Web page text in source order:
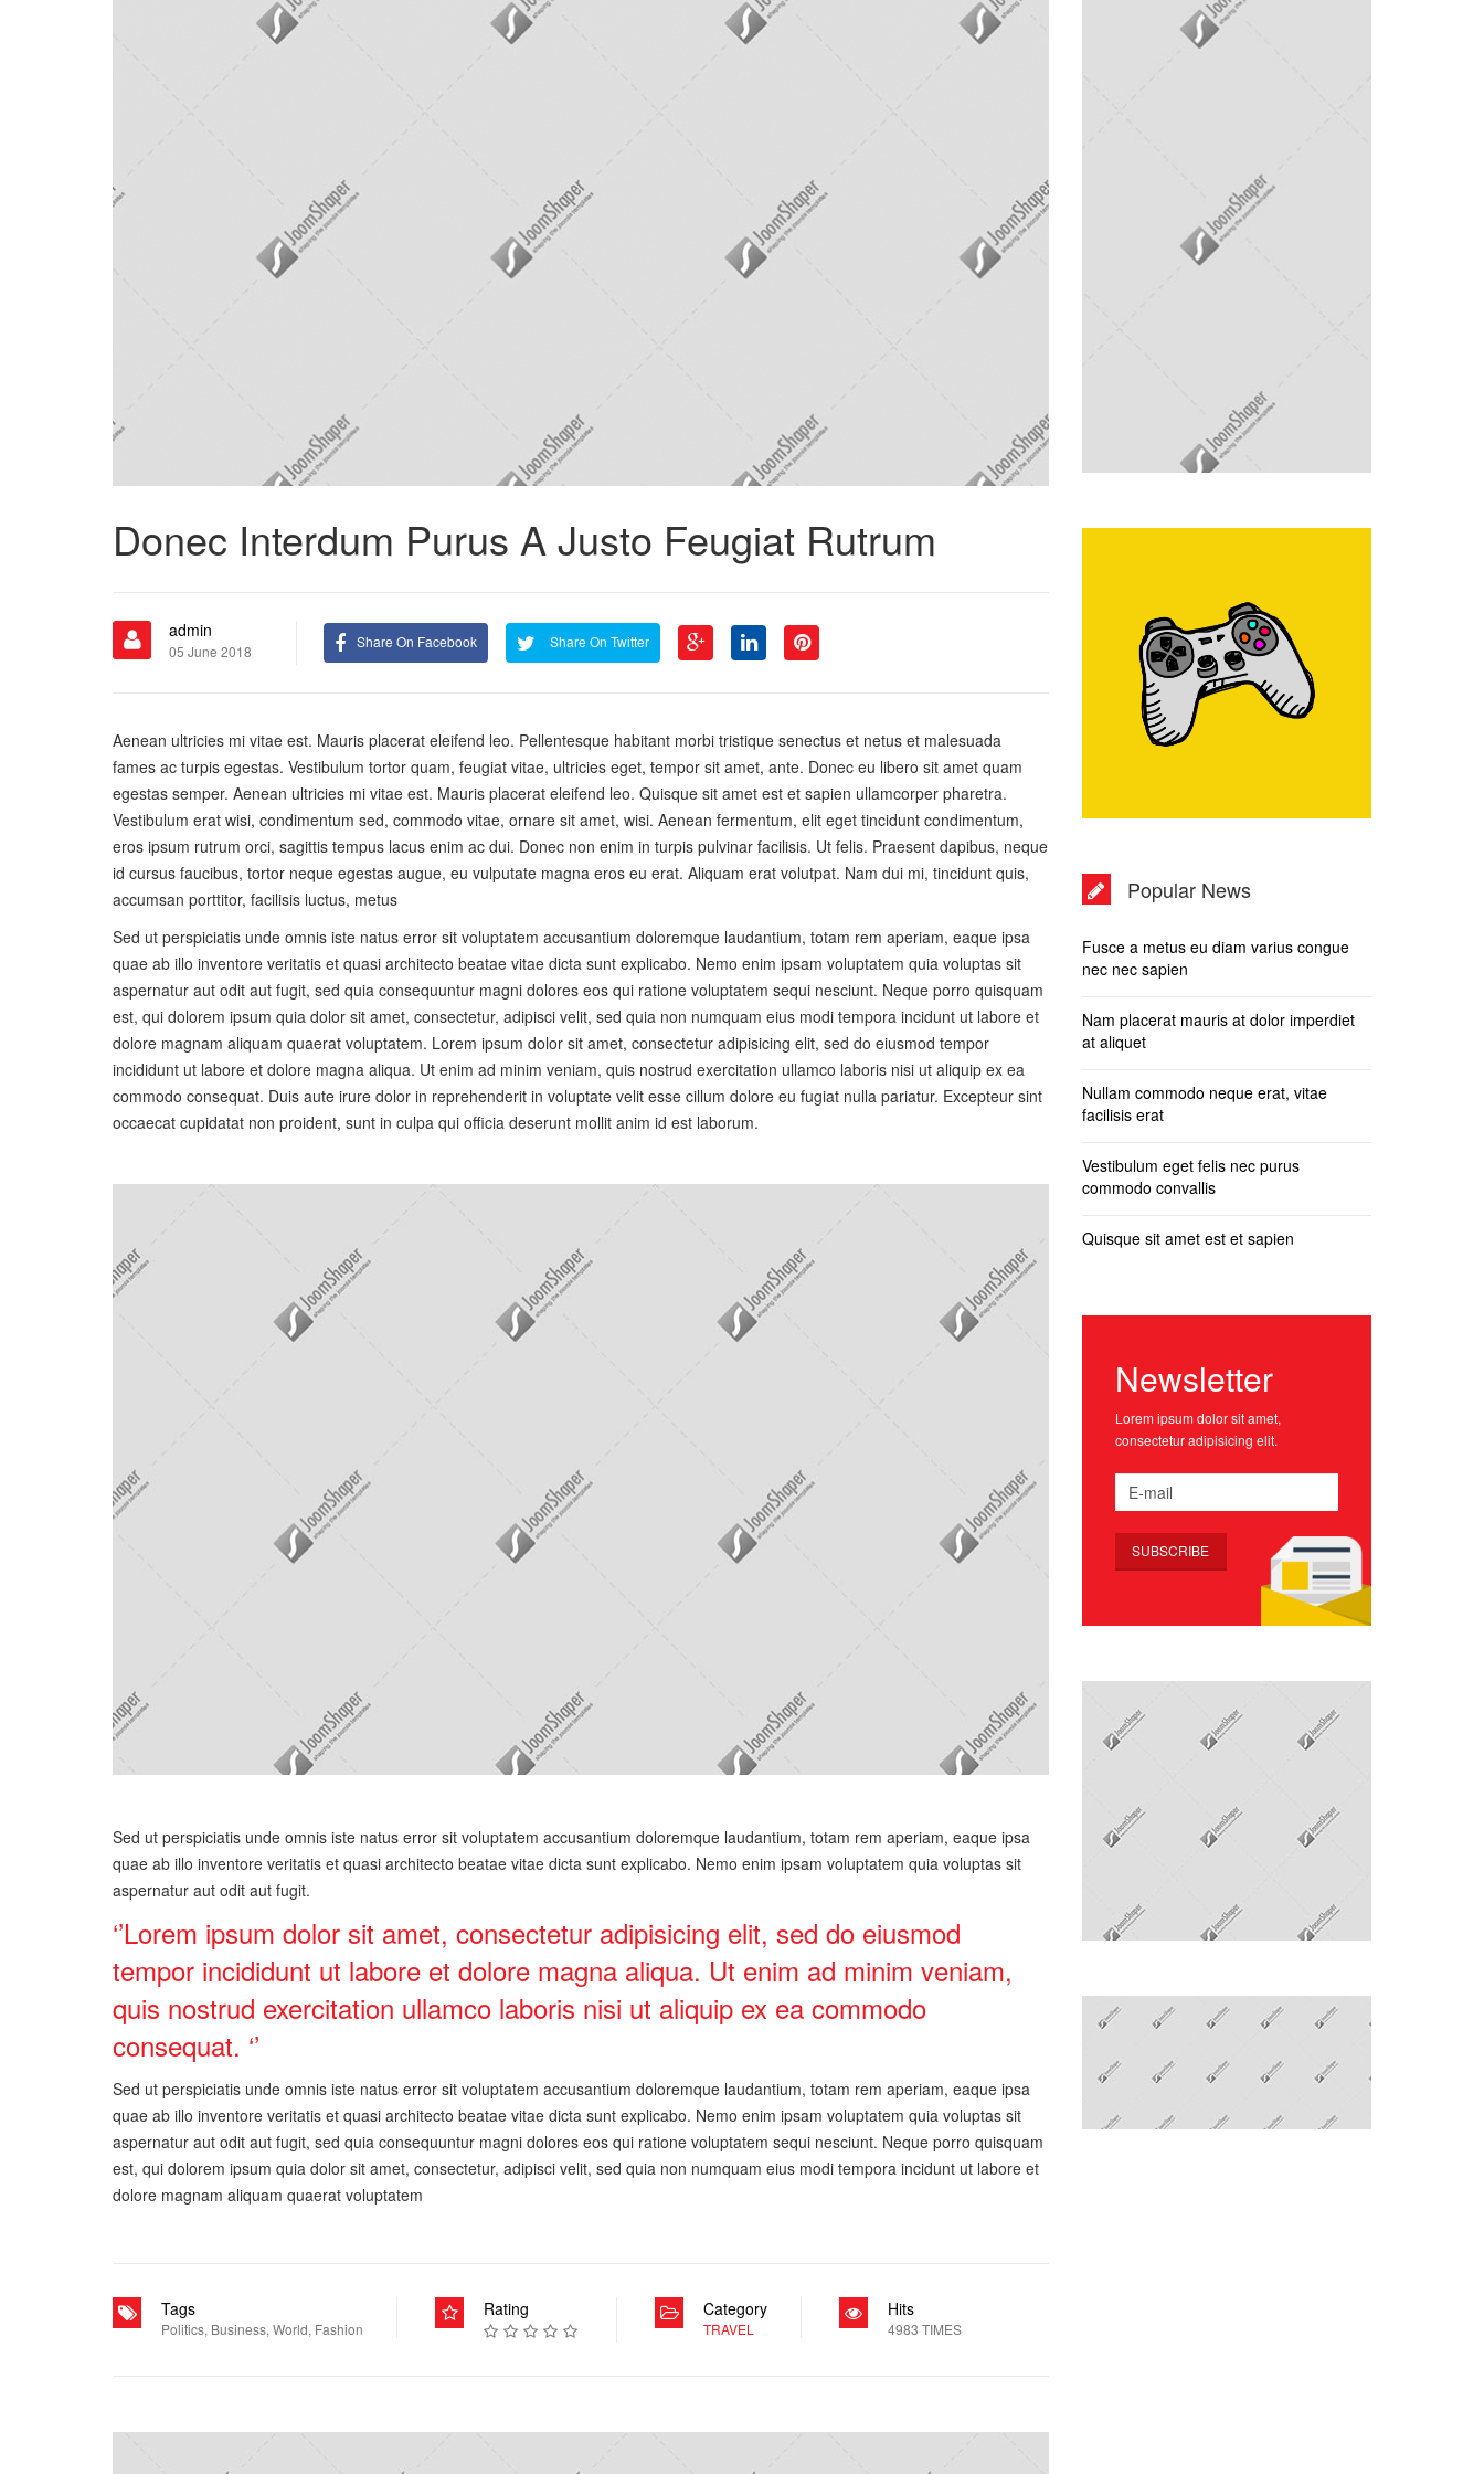
Donec Interdum Purus A Justo Feugiat Rutrum
admin
05 June 2018
Share On Facebook Share On Twitter
Aenean ultricies mi vitae est. Mauris placerat eleifend leo. Pellentesque habitant morbi tristique senectus et netus et malesuada
fames ac turpis egestas. Vestibulum tortor quam, feugiat vitae, ultricies eget, tempor sit amet, ante. Donec eu libero sit amet quam
egestas semper. Aenean ultricies mi vitae est. Mauris placerat eleifend leo. Quisque sit amet est et sapien ullamcorper pharetra.
Vestibulum erat wisi, condimentum sed, commodo vitae, ornare sit amet, wisi. Aenean fermentum, elit eget tincidunt condimentum,
eros ipsum rutrum orci, sagittis tempus lacus enim ac dui. Donec non enim in turpis pulvinar facilisis. Ut felis. Praesent dapibus, neque
id cursus faucibus, tortor neque egestas augue, eu vulputate magna eros eu erat. Aliquam erat volutpat. Nam dui mi, tincidunt quis,
accumsan porttitor, facilisis luctus, metus
Sed ut perspiciatis unde omnis iste natus error sit voluptatem accusantium doloremque laudantium, totam rem aperiam, eaque ipsa
quae ab illo inventore veritatis et quasi architecto beatae vitae dicta sunt explicabo. Nemo enim ipsam voluptatem quia voluptas sit
aspernatur aut odit aut fugit, sed quia consequuntur magni dolores eos qui ratione voluptatem sequi nesciunt. Neque porro quisquam
est, qui dolorem ipsum quia dolor sit amet, consectetur, adipisci velit, sed quia non numquam eius modi tempora incidunt ut labore et
dolore magnam aliquam quaerat voluptatem. Lorem ipsum dolor sit amet, consectetur adipisicing elit, sed do eiusmod tempor
incididunt ut labore et dolore magna aliqua. Ut enim ad minim veniam, quis nostrud exercitation ullamco laboris nisi ut aliquip ex ea
commodo consequat. Duis aute irure dolor in reprehenderit in voluptate velit esse cillum dolore eu fugiat nulla pariatur. Excepteur sint
occaecat cupidatat non proident, sunt in culpa qui officia deserunt mollit anim id est laborum.
Sed ut perspiciatis unde omnis iste natus error sit voluptatem accusantium doloremque laudantium, totam rem aperiam, eaque ipsa
quae ab illo inventore veritatis et quasi architecto beatae vitae dicta sunt explicabo. Nemo enim ipsam voluptatem quia voluptas sit
aspernatur aut odit aut fugit.
‘’Lorem ipsum dolor sit amet, consectetur adipisicing elit, sed do eiusmod
tempor incididunt ut labore et dolore magna aliqua. Ut enim ad minim veniam,
quis nostrud exercitation ullamco laboris nisi ut aliquip ex ea commodo
consequat. ‘’
Sed ut perspiciatis unde omnis iste natus error sit voluptatem accusantium doloremque laudantium, totam rem aperiam, eaque ipsa
quae ab illo inventore veritatis et quasi architecto beatae vitae dicta sunt explicabo. Nemo enim ipsam voluptatem quia voluptas sit
aspernatur aut odit aut fugit, sed quia consequuntur magni dolores eos qui ratione voluptatem sequi nesciunt. Neque porro quisquam
est, qui dolorem ipsum quia dolor sit amet, consectetur, adipisci velit, sed quia non numquam eius modi tempora incidunt ut labore et
dolore magnam aliquam quaerat voluptatem
Tags
Politics, Business, World, Fashion
Rating Category
TRAVEL
Hits
4983 TIMES
Popular News
Fusce a metus eu diam varius congue
nec nec sapien
Nam placerat mauris at dolor imperdiet
at aliquet
Nullam commodo neque erat, vitae
facilisis erat
Vestibulum eget felis nec purus
commodo convallis
Quisque sit amet est et sapien
Newsletter
Lorem ipsum dolor sit amet,
consectetur adipisicing elit.